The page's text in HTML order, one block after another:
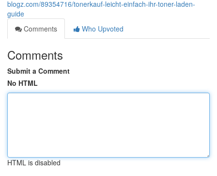
blogz.com/89354716/tonerkauf-leicht-einfach-ihr-toner-laden-
guide
Comments
Who Upvoted
Comments
Submit a Comment
No HTML
HTML is disabled